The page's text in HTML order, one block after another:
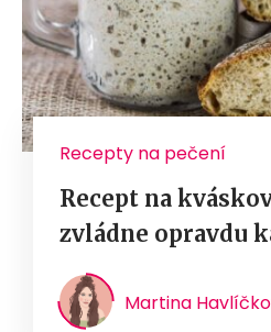
Recepty na pečení
Recept na
zvládne opravdu
Martina